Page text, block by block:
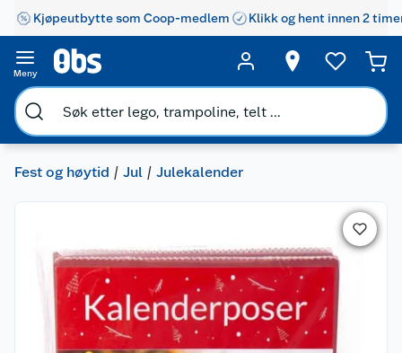
Kjøpeutbytte som Coop-medlem Klikk og hent innen 2
Meny
Fest og høytid Jul Julekalender